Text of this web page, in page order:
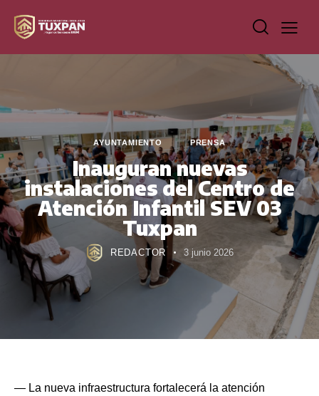
AYUNTAMIENTO PRENSA
Inauguran nuevas
instalaciones del Centro de
Atención Infantil SEV 03
Tuxpan
REDACTOR 3 junio 2026
— La nueva infraestructura fortalecerá la atención